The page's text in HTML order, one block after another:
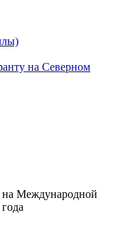
на Северном
на Международной